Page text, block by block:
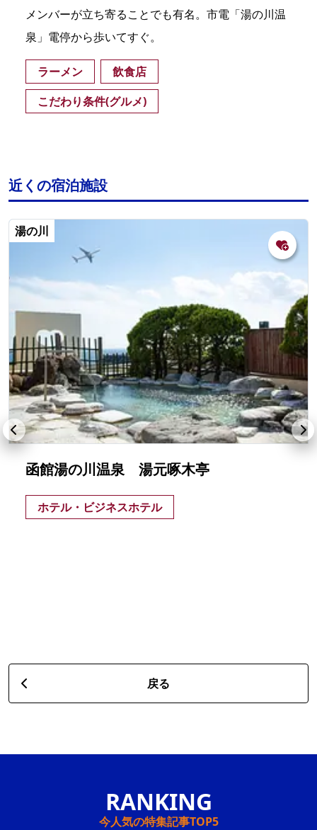
メンバーが立ち寄ることでも有名。市電「湯の川温
泉」電停から歩いてすぐ。
ラーメン
飲食店
こだわり条件(グルメ)
近くの宿泊施設
湯の川
函館湯の川温泉 湯元啄木亭
ホテル・ビジネスホテル
戻る
今人気の特集記事TOP5